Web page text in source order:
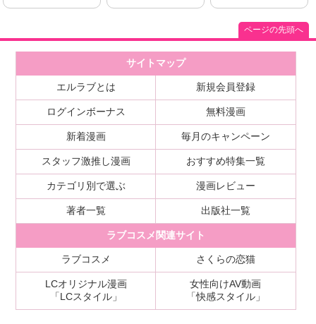
ページの先頭へ
サイトマップ
エルラブとは 新規会員登録
ログインボーナス 無料漫画
新着漫画 毎月のキャンペーン
スタッフ激推し漫画 おすすめ特集一覧
カテゴリ別で選ぶ 漫画レビュー
著者一覧 出版社一覧
ラブコスメ関連サイト
ラブコスメ さくらの恋猫
LCオリジナル漫画
「LCスタイル」
女性向けAV動画
「快感スタイル」